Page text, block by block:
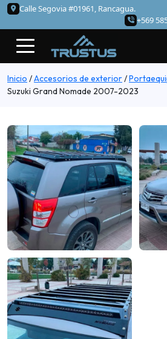
Calle Segovia #01961, Rancagua.
+569
Inicio /Accesorios de exterior/
Suzuki Grand Nomade 2007-2023